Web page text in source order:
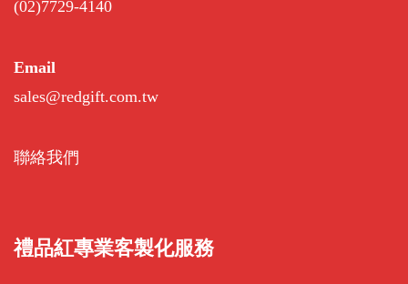
(02)7729-4140
Email
sales@redgift.com.tw
聯絡我們
禮品紅專業客製化服務